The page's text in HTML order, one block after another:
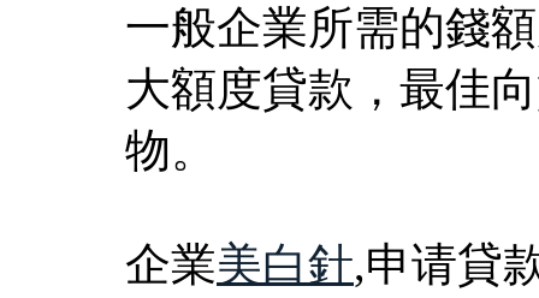
一般企業所需的錢
大額度貸款，最佳
物。
企業美白針,申请貸